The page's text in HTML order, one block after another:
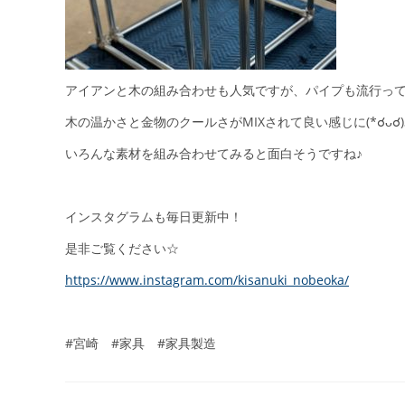
アイアンと木の組み合わせも人気ですが、パイプも流行っ
木の温かさと金物のクールさがMIXされて良い感じに
いろんな素材を組み合わせてみると面白そうですね♪
インスタグラムも毎日更新中！
是非ご覧ください☆
https://www.instagram.com/kisanuki_nobeoka/
#宮崎 #家具 #家具製造